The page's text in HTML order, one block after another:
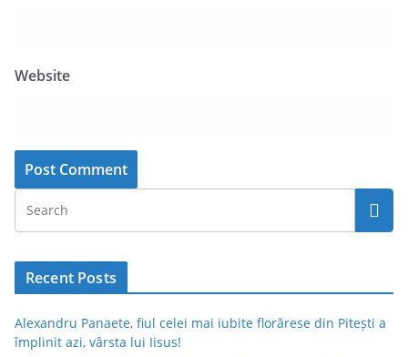
Website
Recent Posts
Alexandru Panaete, fiul celei mai iubite florărese din Pitești a
împlinit azi, vârsta lui Iisus!